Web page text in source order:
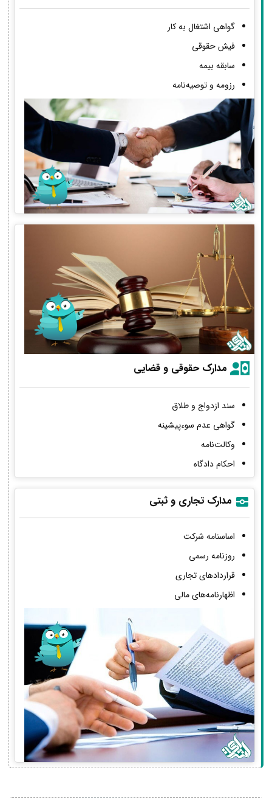
گواهی اشتغال به کار
فیش حقوقی
سابقه بیمه
رزومه و توصیه‌نامه
مدارک حقوقی و قضایی
سند ازدواج و طلاق
گواهی عدم سوءپیشینه
وکالت‌نامه
احکام دادگاه
مدارک تجاری و ثبتی
اساسنامه شرکت
روزنامه رسمی
قراردادهای تجاری
اظهارنامه‌های مالی